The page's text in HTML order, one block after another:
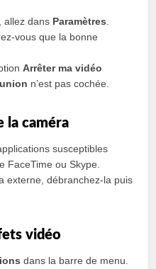
allez dans Paramètres
vous que la bonne
Arrêter ma vidéo
n’est pas cochée.
la caméra
susceptibles
FaceTime ou Skype.
externe, débranchez-la puis
vidéo
dans la barre de menu.